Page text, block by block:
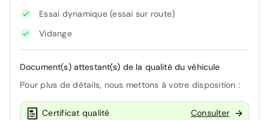
Essai dynamique (essai sur route)
Vidange
Document(s) attestant(s) de la qualité du véhicule
Pour plus de détails, nous mettons à votre disposition :
Certificat qualité Consulter